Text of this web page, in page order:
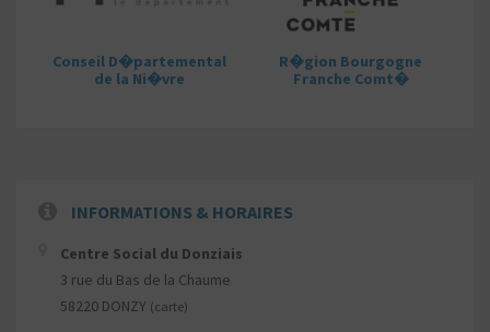
Conseil D�partemental
de la Ni�vre
R�gion Bourgogne
Franche Comt�
INFORMATIONS & HORAIRES
Centre Social du Donziais
3 rue du Bas de la Chaume
58220 DONZY (carte)